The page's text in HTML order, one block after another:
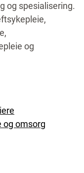
og spesialisering.
og
og omsorg